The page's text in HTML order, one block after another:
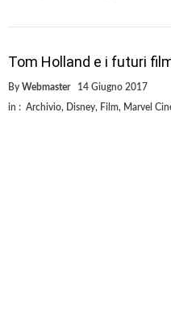
Tom Holland e i futuri
By Webmaster 14 Giugno 2017
in : Archivio, Disney, Film, Marvel